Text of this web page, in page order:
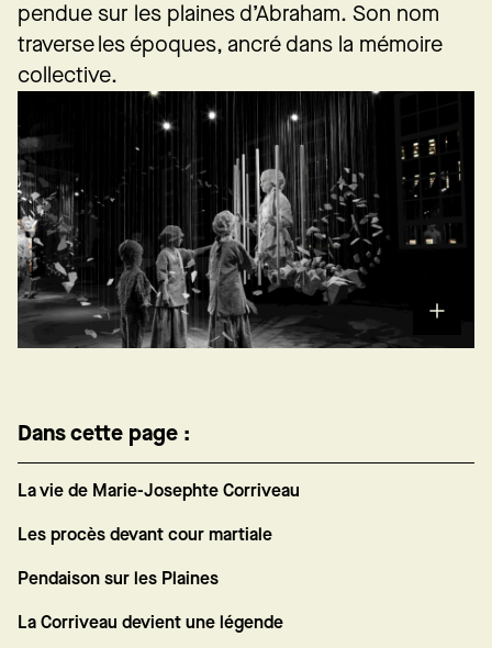
pendue sur les plaines d’Abraham. Son nom
traverse les époques, ancré dans la mémoire
collective.
Dans cette page :
La vie de Marie-Josephte Corriveau
Les procès devant cour martiale
Pendaison sur les Plaines
La Corriveau devient une légende